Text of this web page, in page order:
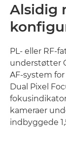
Alsidig
PL- eller RF-
understøtter
AF-system
Dual Pixel
kameraer
indbyggede